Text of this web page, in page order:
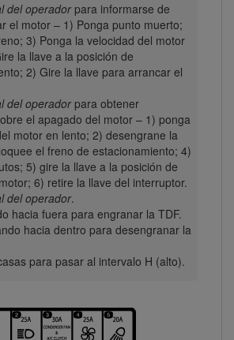
del operadorpara informarse de
el motor – 1) Ponga punto muerto;
3) Ponga la velocidad del motor
la llave a la posición de
2) Gire la llave para arrancar el
del operadorpara obtener
el apagado del motor – 1) ponga
motor en lento; 2) desengrane la
el freno de estacionamiento; 4)
5) gire la llave a la posición de
6) retire la llave del interruptor.
del operador.
hacia fuera para engranar la TDF.
hacia dentro para desengranar la
para pasar al intervalo H (alto).